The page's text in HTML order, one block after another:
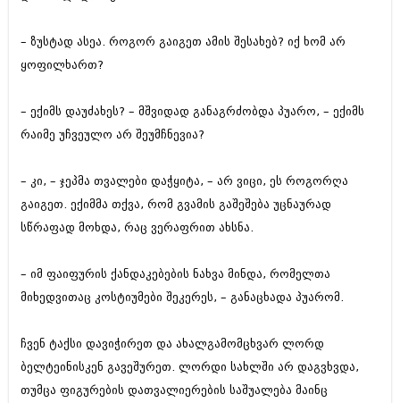
იანვარი 2010 (422)
დეკემბერი 2009 (510)
სექტემბერი 2009 (541)
აგვისტო 2009 (14)
თებერვალი 0216 (1)
დეკემბერი 0215 (1)
ოქტომბერი 0215 (1)
აგვისტო 0215 (2)
ნოემბერი 0201 (1)
– ზუსტად ასეა. როგორ გაიგეთ ამის შესახებ? იქ ხომ არ
ყოფილხართ?
– ექიმს დაუძახეს? – მშვიდად განაგრძობდა პუარო, – ექიმს
რაიმე უჩვეულო არ შეუმჩნევია?
– კი, – ჯეპმა თვალები დაჭყიტა, – არ ვიცი, ეს როგორღა
გაიგეთ. ექიმმა თქვა, რომ გვამის გაშეშება უცნაურად
სწრაფად მოხდა, რაც ვერაფრით ახსნა.
– იმ ფაიფურის ქანდაკებების ნახვა მინდა, რომელთა
მიხედვითაც კოსტიუმები შეკერეს, – განაცხადა პუარომ.
ჩვენ ტაქსი დავიჭირეთ და ახალგამომცხვარ ლორდ
ბელტეინისკენ გავეშურეთ. ლორდი სახლში არ დაგვხვდა,
თუმცა ფიგურების დათვალიერების საშუალება მაინც